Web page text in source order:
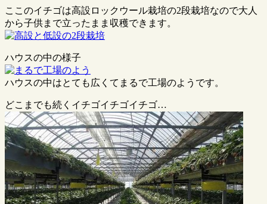
ここのイチゴは高設ロックウール栽培の2段栽培なので大人
から子供まで立ったまま収穫できます。
ハウスの中の様子
ハウスの中はとても広くてまるで工場のようです。
どこまでも続くイチゴイチゴイチゴ…